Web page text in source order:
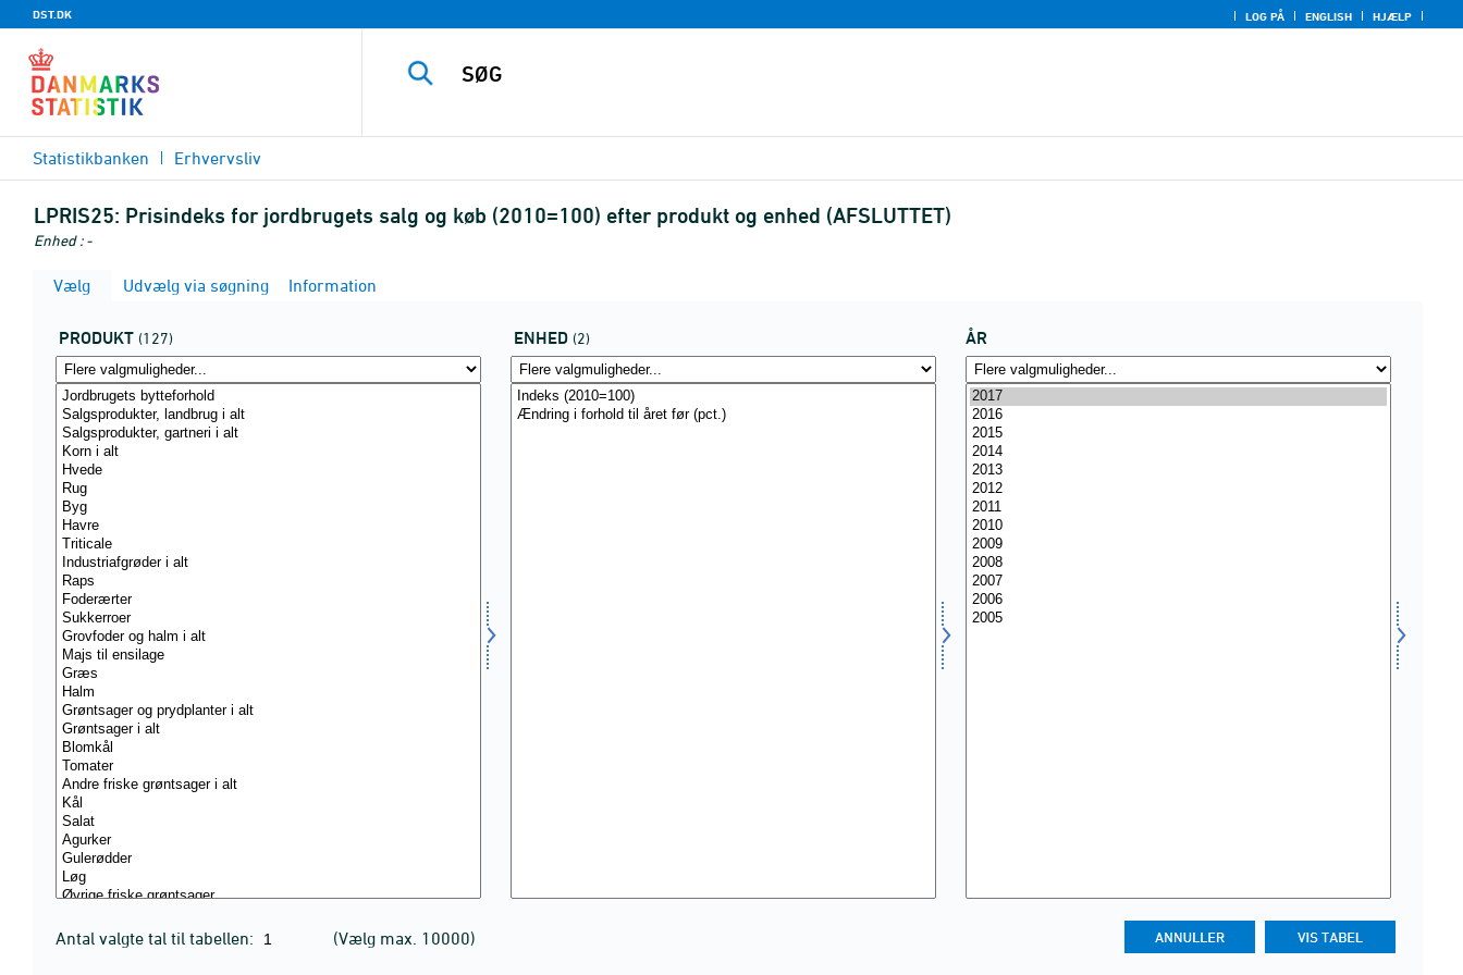
DST.DK LOG PÅ ENGLISH HJÆLP
Statistikbanken Erhvervsliv
LPRIS25: Prisindeks for jordbrugets salg og køb (2010=100) efter produkt og enhed (AFSLUTTET)
Enhed : -
Vælg Udvælg via søgning Information
PRODUKT (127) ENHED (2) ÅR
Antal valgte tal til tabellen: (Vælg max. 10000)